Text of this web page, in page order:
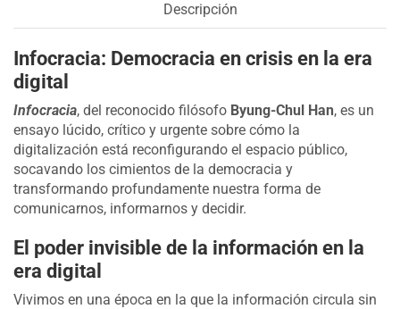
Descripción
Infocracia: Democracia en crisis en la era
digital
Infocracia, del reconocido filósofo Byung-Chul Han, es un
ensayo lúcido, crítico y urgente sobre cómo la
digitalización está reconfigurando el espacio público,
socavando los cimientos de la democracia y
transformando profundamente nuestra forma de
comunicarnos, informarnos y decidir.
El poder invisible de la información en la
era digital
Vivimos en una época en la que la información circula sin